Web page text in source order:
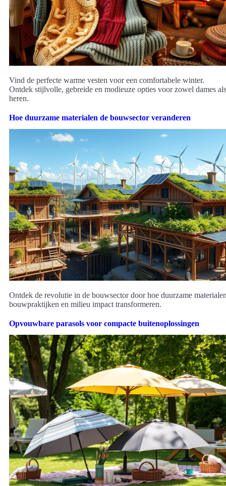
Vind de perfecte warme vesten voor een comfortabele winter.
Ontdek stijlvolle, gebreide en modieuze opties voor zowel dames als
heren.
Hoe duurzame materialen de bouwsector veranderen
Ontdek de revolutie in de bouwsector door hoe duurzame
bouwpraktijken en milieu impact transformeren.
Opvouwbare parasols voor compacte buitenoplossingen